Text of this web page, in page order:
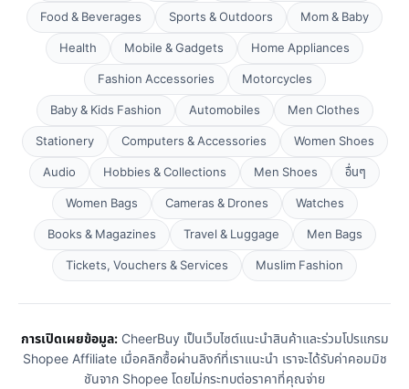
Food & Beverages
Sports & Outdoors
Mom & Baby
Health
Mobile & Gadgets
Home Appliances
Fashion Accessories
Motorcycles
Baby & Kids Fashion
Automobiles
Men Clothes
Stationery
Computers & Accessories
Women Shoes
Audio
Hobbies & Collections Men Shoes
อื่นๆ
Women Bags
Cameras & Drones
Watches
Books & Magazines
Travel & Luggage
Men Bags
Tickets, Vouchers & Services
Muslim Fashion
การเปิดเผยข้อมูล:CheerBuy เป็นเว็บไซต์แนะนำสินค้าและร่วมโปรแกรม
Shopee Affiliate เมื่อคลิกซื้อผ่านลิงก์ที่เราแนะนำ เราจะได้รับค่าคอมมิช
ชันจาก Shopee โดยไม่กระทบต่อราคาที่คุณจ่าย